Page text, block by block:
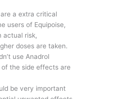
a extra critical
users of Equipoise,
actual risk,
doses are taken.
use Anadrol
the side effects are
be very important